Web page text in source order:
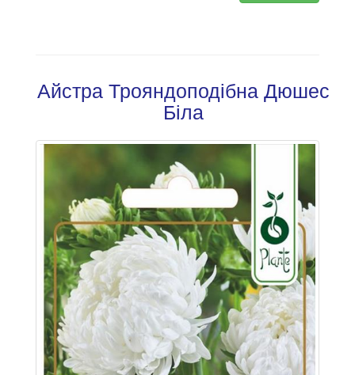
Айстра Трояндоподібна Дюшес
Біла